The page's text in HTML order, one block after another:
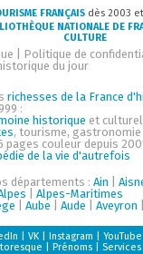
FRANÇAIS dès 2003
NATIONALE DE
CULTURE
Politique de
du jour
richesses de la France
:
historique et
, tourisme, gastronomie
pages couleur depuis
de la vie d'autrefois
départements :Ain |
Alpes-Maritimes
|Aube |Aude |Aveyron
|VK |Instagram |YouTube
|Prénoms Services